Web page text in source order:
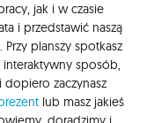
jak i w czasie
i przedstawić naszą
planszy spotkasz
interaktywny sposób,
zaczynasz
lub masz jakieś